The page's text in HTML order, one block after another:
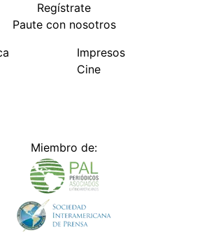
Regístrate
Paute con nosotros
Impresos
Cine
Miembro de: